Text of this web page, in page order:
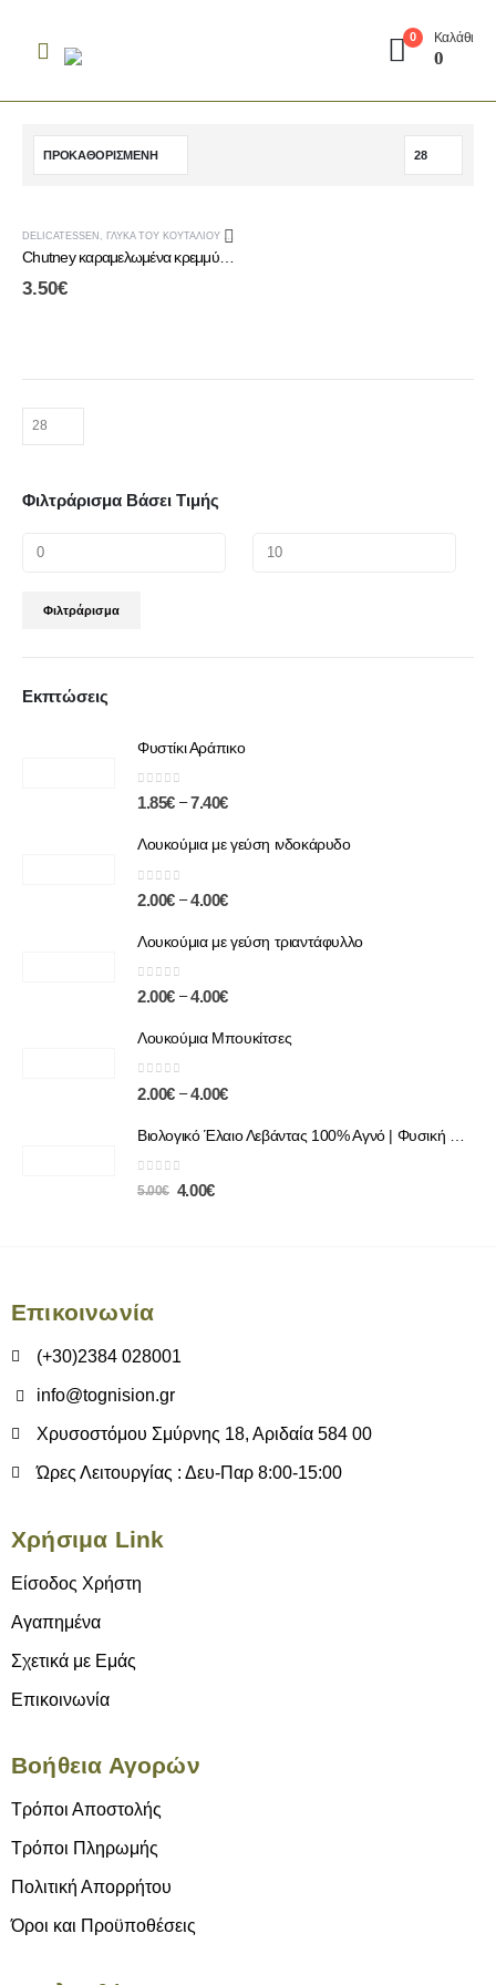
0 Καλάθι
0
DELICATESSEN , ΓΛΥΚΆ ΤΟΥ ΚΟΥΤΑΛΙΟΎ & CHUTNEY
Chutney καραμελωμένα κρεμμύδια
3.50€
Φιλτράρισμα Βάσει Τιμής
Φιλτράρισμα
Εκπτώσεις
Φυστίκι Αράπικο
0 out of 5
1.85€ – 7.40€
Λουκούμια με γεύση ινδοκάρυδο
0out of 5
2.00€ – 4.00€
Λουκούμια με γεύση τριαντάφυλλο
0out of 5
2.00€ – 4.00€
Λουκούμια Μπουκίτσες
0out of 5
2.00€ – 4.00€
0 out of 5
5.00€ 4.00€
Επικοινωνία
(+30)2384 028001
info@tognision.gr
Χρυσοστόμου Σμύρνης 18, Αριδαία 584 00
Ώρες Λειτουργίας : Δευ-Παρ 8:00-15:00
Χρήσιμα Link
Είσοδος Χρήστη
Αγαπημένα
Σχετικά με Εμάς
Επικοινωνία
Βοήθεια Αγορών
Τρόποι Αποστολής
Τρόποι Πληρωμής
Πολιτική Απορρήτου
Όροι και Προϋποθέσεις